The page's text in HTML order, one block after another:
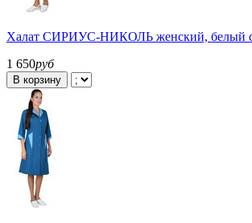
Халат СИРИУС-НИКОЛЬ женский, белый
1 650руб
В корзину